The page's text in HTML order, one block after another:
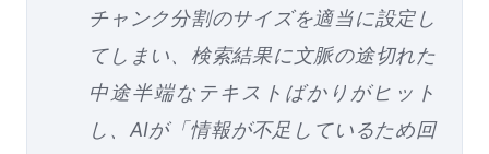
チャンク分割のサイズを適当に設定し
てしまい、検索結果に文脈の途切れた
中途半端なテキストばかりがヒット
し、AIが「情報が不足しているため回